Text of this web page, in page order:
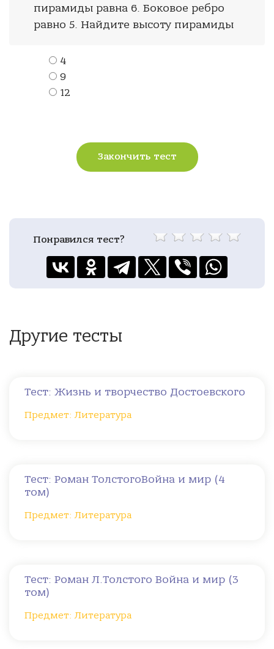
пирамиды равна 6. Боковое ребро
равно 5. Найдите высоту пирамиды
4
9
12
Закончить тест
Понравился тест?
Другие тесты
Тест: Жизнь и творчество Достоевского
Предмет: Литература
Тест: Роман ТолстогоВойна и мир (4
том)
Предмет: Литература
Тест: Роман Л.Толстого Война и мир (3
том)
Предмет: Литература